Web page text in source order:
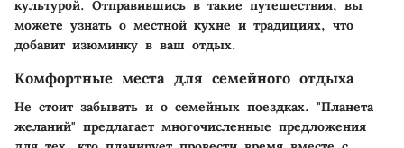
культурой. Отправившись в такие путешествия, вы
можете узнать о местной кухне и традициях, что
добавит изюминку в ваш отдых.
Комфортные места для семейного отдыха
Не стоит забывать и о семейных поездках. "Планета
желаний" предлагает многочисленные предложения